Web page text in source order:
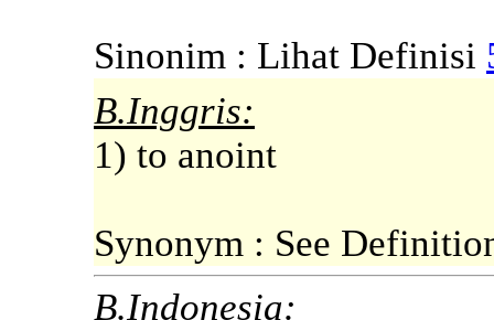
Sinonim : Lihat Definisi
B.Inggris:
1) to anoint
Synonym : See
B.Indonesia: